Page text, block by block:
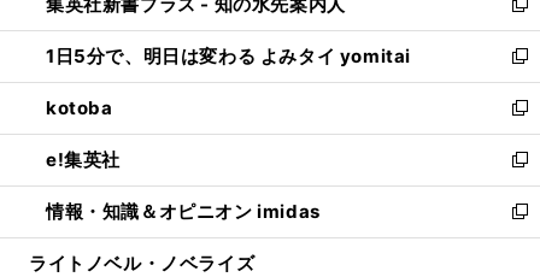
ド
ウ
で
開
く
ィ
ン
ド
ウ
で
開
く
い
ウ
ィ
ン
ド
ウ
で
開
く
新
し
い
ウ
ィ
ン
ド
ウ
で
開
1日5分で、明日は変わる よみタイ yomitai
新
し
い
ウ
ィ
ン
ド
ウ
kotoba
新
し
い
ウ
ィ
ン
e!集英社
新
し
い
ウ
情報・知識＆オピニオン imidas
新
し
ライトノベル・ノベライズ